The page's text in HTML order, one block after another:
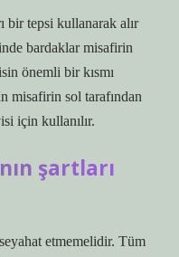
bir tepsi kullanarak alır
bardaklar misafirin
önemli bir kısmı
misafirin sol tarafından
için kullanılır.
şartları
etmemelidir. Tüm